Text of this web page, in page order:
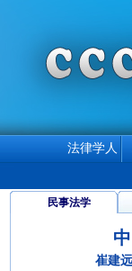
法律学人
民事法学
崔建